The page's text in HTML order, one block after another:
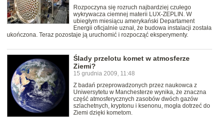
Rozpoczyna się rozruch najbardziej czułego
wykrywacza ciemnej materii LUX-ZEPLIN. W
ubiegłym miesiącu amerykański Departament
Energii oficjalnie uznał, że budowa instalacji została
ukończona. Teraz pozostaje ją uruchomić i rozpocząć eksperymenty.
Ślady przelotu komet w atmosferze
Ziemi?
15 grudnia 2009, 11:48
Z badań przeprowadzonych przez naukowca z
Uniwersytetu w Manchesterze wynika, że znaczna
część atmosferycznych zasobów dwóch gazów
szlachetnych, kryptonu i ksenonu, mogła dotrzeć do
Ziemi dzięki kometom.